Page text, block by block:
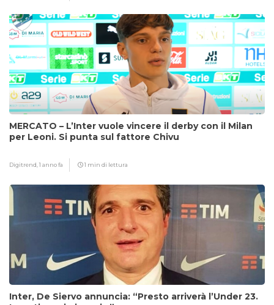
MERCATO – L’Inter vuole vincere il derby con il Milan
per Leoni. Si punta sul fattore Chivu
Digitrend,1 anno fa 1 min di lettura
Inter, De Siervo annuncia: “Presto arriverà l’Under 23.